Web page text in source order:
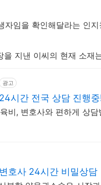
임을 확인해달라는 인
지낸 이씨의 현재 소재
광고
시간 전국 상담 진행
비, 변호사와 편하게 상
호사 24시간 비밀상담